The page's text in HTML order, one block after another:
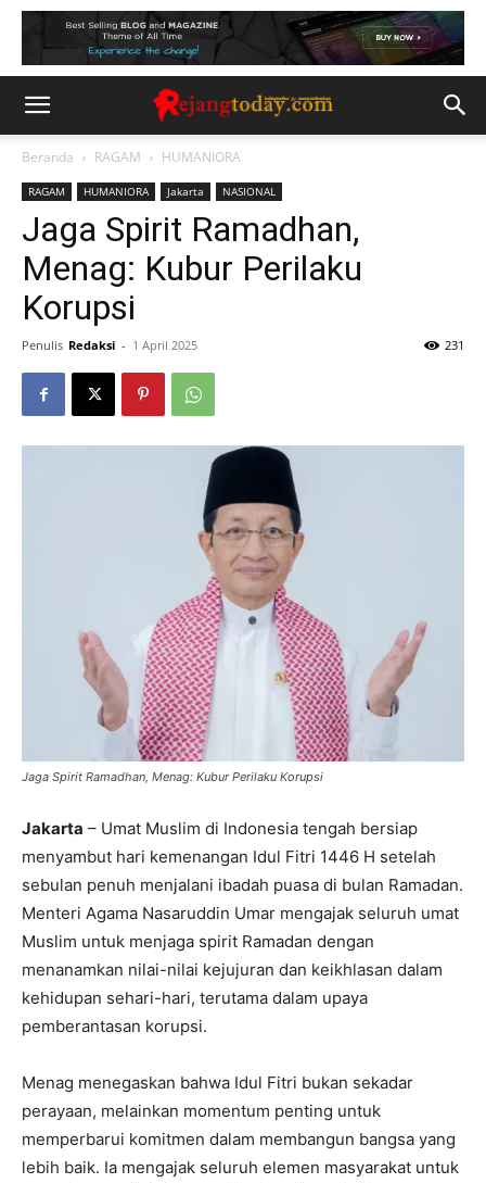
Beranda RAGAM HUMANIORA
RAGAM HUMANIORA Jakarta NASIONAL
Jaga Spirit Ramadhan,
Menag: Kubur Perilaku
Korupsi
Penulis Redaksi - 1 April 2025 231
Jaga Spirit Ramadhan, Menag: Kubur Perilaku Korupsi
Jakarta – Umat Muslim di Indonesia tengah bersiap
menyambut hari kemenangan Idul Fitri 1446 H setelah
sebulan penuh menjalani ibadah puasa di bulan Ramadan.
Menteri Agama Nasaruddin Umar mengajak seluruh umat
Muslim untuk menjaga spirit Ramadan dengan
menanamkan nilai-nilai kejujuran dan keikhlasan dalam
kehidupan sehari-hari, terutama dalam upaya
pemberantasan korupsi.
Menag menegaskan bahwa Idul Fitri bukan sekadar
perayaan, melainkan momentum penting untuk
memperbarui komitmen dalam membangun bangsa yang
lebih baik. Ia mengajak seluruh elemen masyarakat untuk